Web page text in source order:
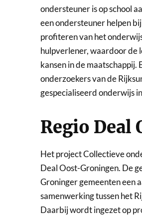
ondersteuner is op school
een ondersteuner helpen
profiteren van het
hulpverlener, waardoor de
kansen in de
onderzoekers van de
gespecialiseerd onderwijs
Regio Deal
Het project Collectieve
Deal Oost-Groningen. De
Groninger gemeenten een
samenwerking tussen het
Daarbij wordt ingezet op